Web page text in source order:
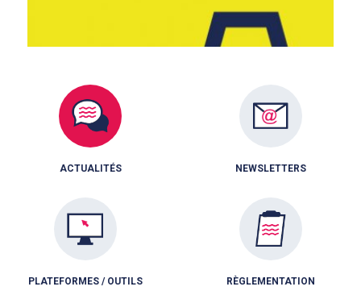
ACTUALITÉS NEWSLETTERS
PLATEFORMES / OUTILS RÈGLEMENTATION